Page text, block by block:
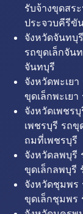
รับจ้างขุดสร
ประจวบคีรีขั
จังหวัดจันทบุ
รถขุดเล็กจัน
จันทบุรี
จังหวัดพะเย
ขุดเล็กพะเย
จังหวัดเพชร
เพชรบุรี รถขุ
ถมที่เพชรบุรี
จังหวัดลพบุรี
ขุดเล็กลพบุรี
จังหวัดชุมพร
ขุดเล็กชุมพร